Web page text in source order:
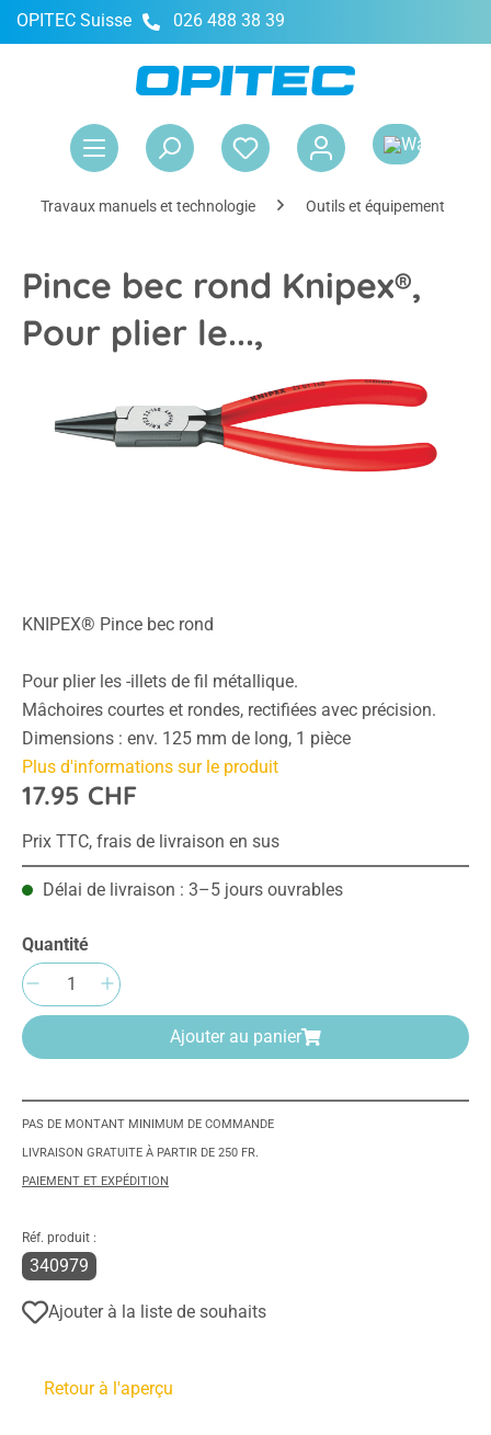
principal
OPITEC Suisse 026 488 38 39
Travaux manuels et technologie Outils et équipement
Pince bec rond Knipex®,
Pour plier le...,
KNIPEX® Pince bec rond
Pour plier les -illets de fil métallique.
Mâchoires courtes et rondes, rectifiées avec précision.
Dimensions : env. 125 mm de long, 1 pièce
Plus d'informations sur le produit
17.95 CHF
Prix TTC, frais de livraison en sus
Délai de livraison : 3–5 jours ouvrables
Quantité
Quantité de produit : Entrez la quantité
Ajouter au panier
PAS DE MONTANT MINIMUM DE COMMANDE
LIVRAISON GRATUITE À PARTIR DE 250 FR.
PAIEMENT ET EXPÉDITION
Réf. produit :
340979
Ajouter à la liste de souhaits
Retour à l'aperçu